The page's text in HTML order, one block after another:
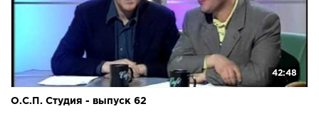
42:48
О.С.П. Студия - выпуск 62